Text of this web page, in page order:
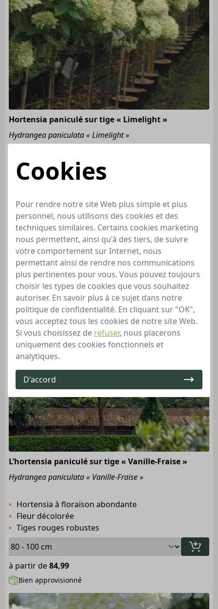
Cookies
Pour rendre notre site Web plus simple et plus
personnel, nous utilisons des cookies et des
techniques similaires. Certains cookies marketing
nous permettent, ainsi qu'à des tiers, de suivre
votre comportement sur Internet, nous
permettant ainsi de rendre nos communications
plus pertinentes pour vous. Vous pouvez toujours
choisir les types de cookies que vous souhaitez
autoriser. En savoir plus à ce sujet dans notre
politique de confidentialité. En cliquant sur "OK",
vous acceptez tous les cookies de notre site Web.
Si vous choisissez de refuser, nous placerons
uniquement des cookies fonctionnels et
analytiques.
D'accord
Hortensia paniculé sur tige « Limelight »
Hydrangea paniculata « Limelight »
De grandes panaches de fleurs en forme de cône
Arbuste robuste
à partir de84,99
Bien approvisionné
L’hortensia paniculé sur tige « Vanille-Fraise »
Hydrangea paniculata « Vanille-Fraise »
Hortensia à floraison abondante
Fleur décolorée
Tiges rouges robustes
à partir de84,99
Bien approvisionné